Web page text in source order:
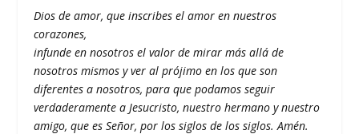
Dios de amor, que inscribes el amor en nuestros
corazones,
infunde en nosotros el valor de mirar más allá de
nosotros mismos y ver al prójimo en los que son
diferentes a nosotros, para que podamos seguir
verdaderamente a Jesucristo, nuestro hermano y nuestro
amigo, que es Señor, por los siglos de los siglos. Amén.